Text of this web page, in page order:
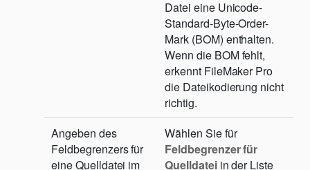
Datei eine Unicode-
Standard-Byte-Order-
Mark (BOM) enthalten.
Wenn die BOM fehlt,
erkennt FileMaker Pro
die Dateikodierung nicht
richtig.
Angeben des
Feldbegrenzers für
eine Quelldatei im
Wählen Sie für
Feldbegrenzer für
Quelldateiin der Liste